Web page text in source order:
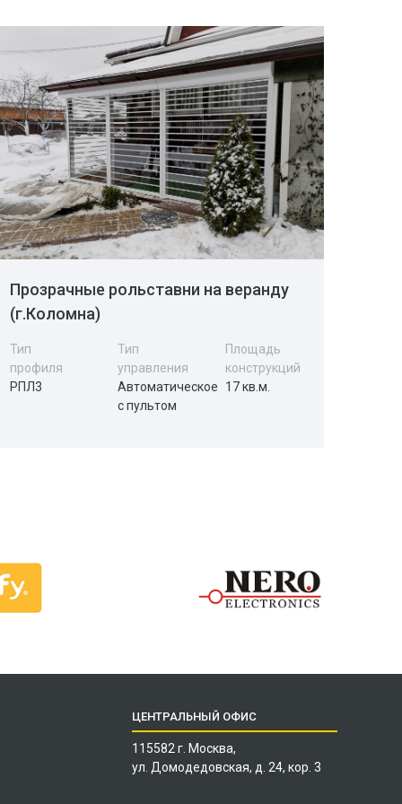
Прозрачные рольставни на веранду
(г.Коломна)
Тип
профиля
Тип
управления
Площадь
конструкций
РПЛ3
Автоматическое
с пультом
17 кв.м.
ЦЕНТРАЛЬНЫЙ ОФИС
115582 г. Москва,
ул. Домодедовская, д. 24, кор. 3